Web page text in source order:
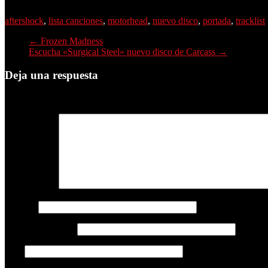
aftershock, lista canciones, motorhead, nuevo disco, portada, tracklist
← Frozen Madness
Escucha «Surgical Steel» nuevo disco de Carcass →
Deja una respuesta